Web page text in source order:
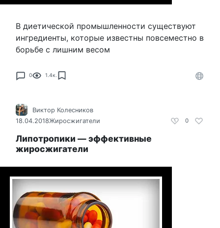
В диетической промышленности существуют
ингредиенты, которые известны повсеместно в
борьбе с лишним весом
0 1.4к.
0
Виктор Колесников
18.04.2018Жиросжигатели
Липотропики — эффективные
жиросжигатели